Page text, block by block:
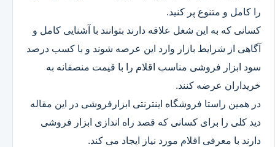
را کامل و متنوع پر کنید.
کسانی که به این شغل علاقه دارند بتوانند با آشنایی کامل و
آگاهی از شرایط بازار وارد این عرصه شوند و با کسب درصد
سود ابزار فروشی مناسب اقلام را با قیمت منصفانه به
خریداران عرضه کنند.
در همین راستا فروشگاه اینترنتی ابزارفروشی در این مقاله
دید کلی را برای کسانی که قصد راه اندازی ابزار فروشی
دارند با معرفی اقلام مورد نیاز ایجاد می کند.